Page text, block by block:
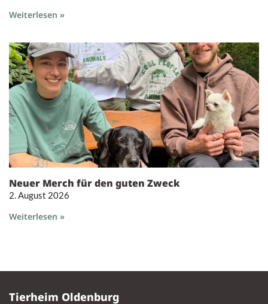
Weiterlesen »
Neuer Merch für den guten Zweck
2. August 2026
Weiterlesen »
Tierheim Oldenburg